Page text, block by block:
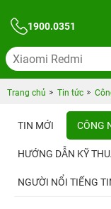
1900.0351
Trang chủ Tin tức
TIN MỚI CÔNG
HƯỚNG DẪN KỸ
NGƯỜI NỔI TIẾNG